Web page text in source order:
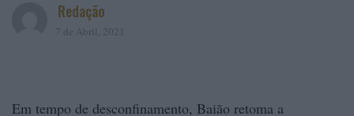
Redação
7 de Abril, 2021
Em tempo de desconfinamento, Baião retoma a